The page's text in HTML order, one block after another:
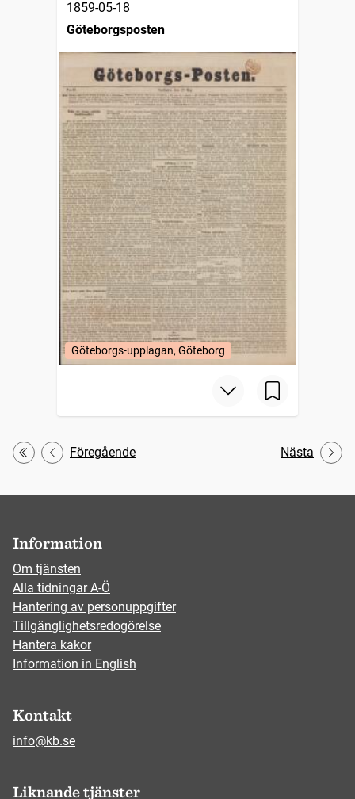
1859-05-18
Göteborgsposten
Göteborgs-upplagan, Göteborg
Första
Föregående Nästa
Information
Om tjänsten
Alla tidningar A-Ö
Hantering av personuppgifter
Tillgänglighetsredogörelse
Hantera kakor
Information in English
Kontakt
info@kb.se
Liknande tjänster